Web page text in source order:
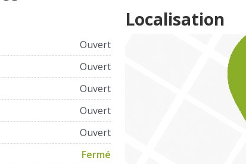
Ouvert
Ouvert
Ouvert
Ouvert
Ouvert
Fermé
Localisation